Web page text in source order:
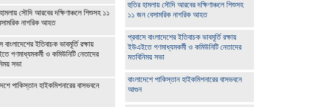
সৌদি আরবের দক্ষিণাঞ্চলে শিশুসহ ১১
নাগরিক আহত
বাংলাদেশের ইতিবাচক ভাবমূর্তি রক্ষায়
গণমাধ্যমকর্মী ও কমিউনিটি নেতাদের
সভা
পাকিস্তান হাইকমিশনারের বাসভবনে
হুতির হামলায় সৌদি আরবের দক্ষিণাঞ্চলে শিশুসহ
১১ জন বেসামরিক নাগরিক আহত
প্রবাসে বাংলাদেশের ইতিবাচক ভাবমূর্তি রক্ষায়
ইউএইতে গণমাধ্যমকর্মী ও কমিউনিটি নেতাদের
মতবিনিময় সভা
বাংলাদেশে পাকিস্তান হাইকমিশনারের বাসভবনে
আগুন